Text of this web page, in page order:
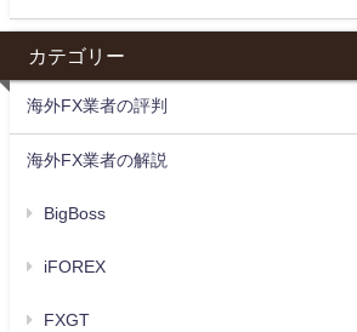
カテゴリー
海外FX業者の評判
海外FX業者の解説
BigBoss
iFOREX
FXGT